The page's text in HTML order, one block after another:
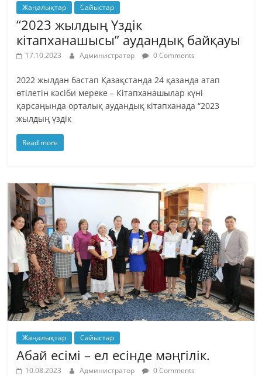
Жаңалықтар Сайыстар
“2023 жылдың Үздік
кітапханашысы” аудандық байқауы
17.10.2023 Администратор 0 Comments
2022 жылдан бастап Қазақстанда 24 қазанда атап
өтілетін кәсіби мереке – Кітапханашылар күні
қарсаңында орталық аудандық кітапханада “2023
жылдың үздік
Read more
Жаңалықтар Сайыстар
Абай есімі – ел есінде мәңгілік.
10.08.2023 Администратор 0 Comments